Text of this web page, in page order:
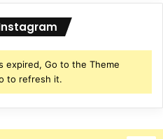
expired, Go to the Theme
to refresh it.